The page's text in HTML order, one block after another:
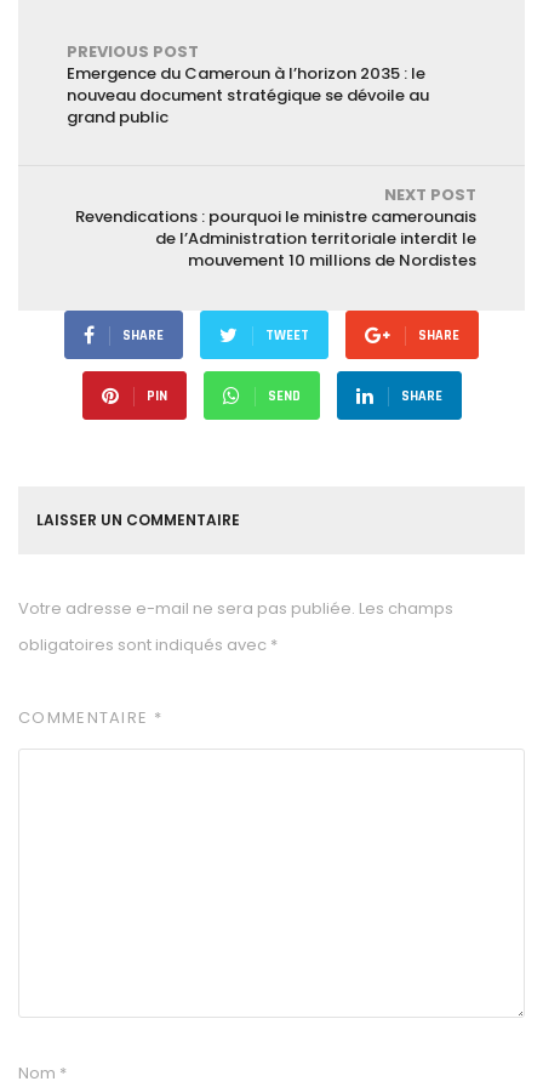
PREVIOUS POST
Emergence du Cameroun à l’horizon 2035 : le
nouveau document stratégique se dévoile au
grand public
NEXT POST
Revendications : pourquoi le ministre camerounais
de l’Administration territoriale interdit le
mouvement 10 millions de Nordistes
SHARE TWEET SHARE
PIN SEND SHARE
LAISSER UN COMMENTAIRE
Votre adresse e-mail ne sera pas publiée. Les champs
obligatoires sont indiqués avec *
COMMENTAIRE *
Nom *